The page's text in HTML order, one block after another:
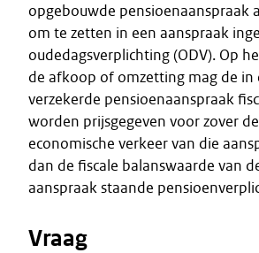
opgebouwde pensioenaanspraak
om te zetten in een aanspraak
oudedagsverplichting (ODV). Op
de afkoop of omzetting mag de in
verzekerde pensioenaanspraak
worden prijsgegeven voor zover
economische verkeer van die
dan de fiscale balanswaarde van
aanspraak staande
Vraag